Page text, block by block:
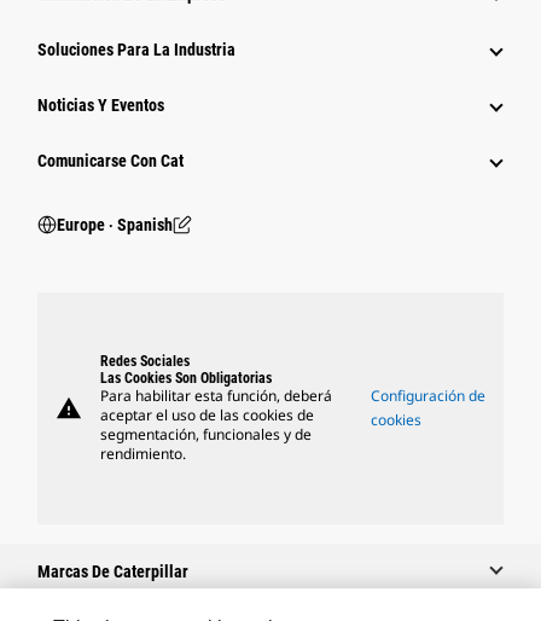
Soluciones Para La Industria
Noticias Y Eventos
Comunicarse Con Cat
Europe ‧ Spanish
warning
Redes Sociales
Las Cookies Son Obligatorias
Para habilitar esta función, deberá
aceptar el uso de las cookies de
segmentación, funcionales y de
rendimiento.
Configuración de
cookies
Marcas De Caterpillar